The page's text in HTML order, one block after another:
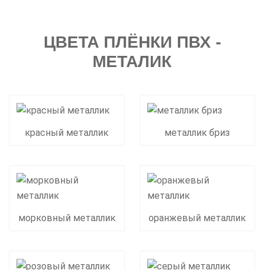
ЦВЕТА ПЛЁНКИ ПВХ -
МЕТАЛИК
красный металлик металлик бриз
морковный металлик оранжевый металлик